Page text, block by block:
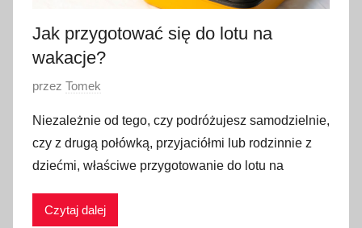
n
i
2
0
2
Jak przygotować się do lotu na
wakacje?
O
u
b
l
i
przez Tomek
Niezależnie od tego, czy podróżujesz samodzielnie,
czy z drugą połówką, przyjaciółmi lub rodzinnie z
dziećmi, właściwe przygotowanie do lotu na
Czytaj dalej